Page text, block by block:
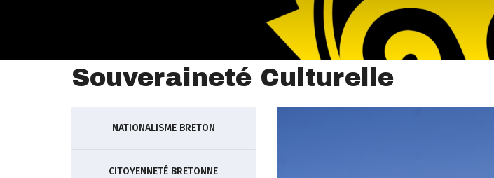
Souveraineté Culturelle
NATIONALISME BRETON
CITOYENNETÉ BRETONNE